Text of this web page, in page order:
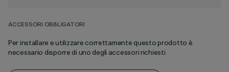
ACCESSORI OBBLIGATORI
Per installare e utilizzare correttamente questo prodotto è
necessario disporre di uno degli accessori richiesti